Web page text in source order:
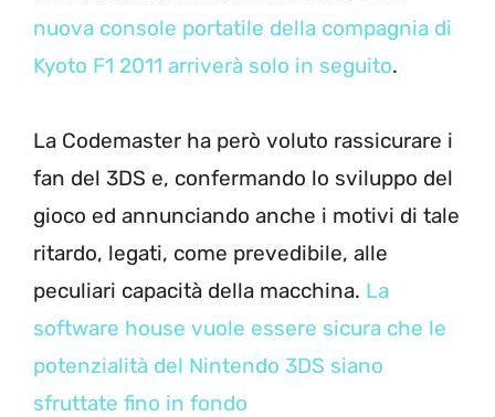
nuova console portatile della compagnia di
Kyoto F1 2011 arriverà solo in seguito.
La Codemaster ha però voluto rassicurare i
fan del 3DS e, confermando lo sviluppo del
gioco ed annunciando anche i motivi di tale
ritardo, legati, come prevedibile, alle
peculiari capacità della macchina. La
software house vuole essere sicura che le
potenzialità del Nintendo 3DS siano
sfruttate fino in fondo